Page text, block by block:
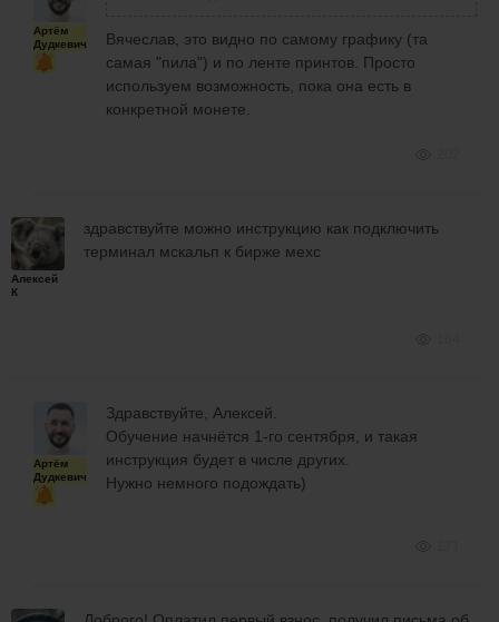
Артём
Дудкевич
Вячеслав, это видно по самому графику (та
самая "пила") и по ленте принтов. Просто
используем возможность, пока она есть в
конкретной монете.
Алексей
К
здравствуйте можно инструкцию как подключить
терминал мскальп к бирже мехс
Артём
Дудкевич
Здравствуйте, Алексей.
Обучение начнётся 1-го сентября, и такая
инструкция будет в числе других.
Нужно немного подождать)